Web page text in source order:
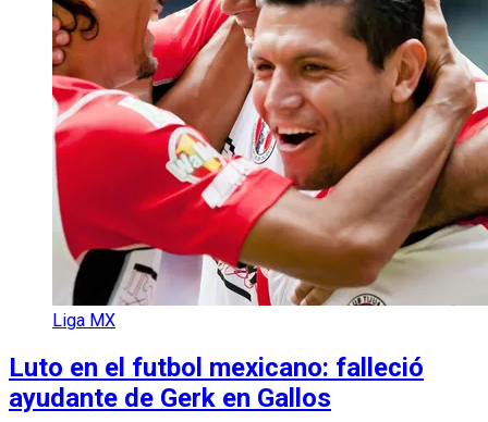
Liga MX
Luto en el futbol mexicano: falleció
ayudante de Gerk en Gallos